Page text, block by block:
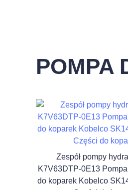
POMPA
Zespół pompy
K7V63DTP-0E13
do koparek Kobelco